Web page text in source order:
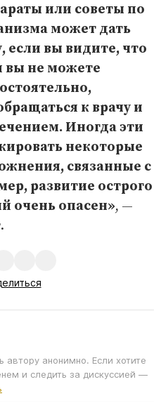
или советы по
может дать
если вы видите, что
вы не можете
к врачу и
Иногда эти
некоторые
связанные с
развитие острого
очень опасен», —
анонимно. Если хотите
и следить за дискуссией —